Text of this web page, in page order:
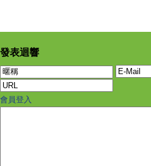
發表迴響
會員登入